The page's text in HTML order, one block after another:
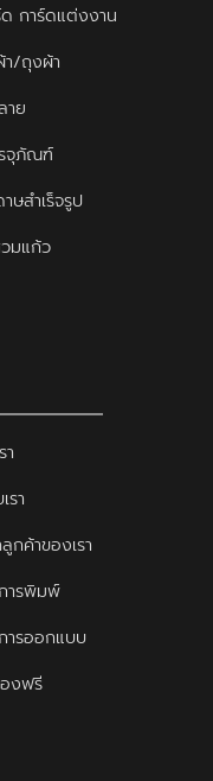
ด การ์ดแต่งงาน
า/ถุงผ้า
าย
จุภัณฑ์
ษสำเร็จรูป
มแก้ว
รา
กค้าของเรา
ารพิมพ์
ารออกแบบ
งฟรี